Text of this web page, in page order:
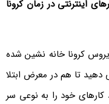
اینترنتی در زمان کرونا
کرونا خانه نشین شده
دهید تا هم در معرض ابتلا
خود را به نوعی سر